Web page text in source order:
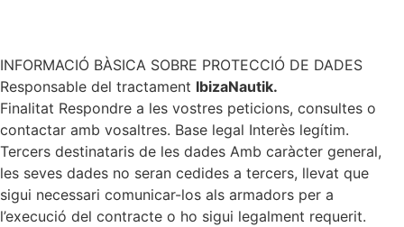
INFORMACIÓ BÀSICA SOBRE PROTECCIÓ DE DADES
Responsable del tractament IbizaNautik.
Finalitat Respondre a les vostres peticions, consultes o
contactar amb vosaltres. Base legal Interès legítim.
Tercers destinataris de les dades Amb caràcter general,
les seves dades no seran cedides a tercers, llevat que
sigui necessari comunicar-los als armadors per a
l’execució del contracte o ho sigui legalment requerit.